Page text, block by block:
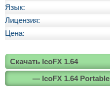
Язык:
Лицензия:
Цена:
Скачать IcoFX 1.64
— IcoFX 1.64 Portable